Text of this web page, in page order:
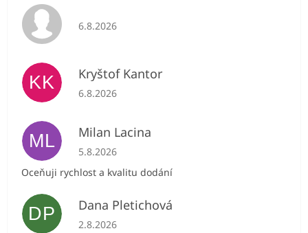
Hodnocení obchodu je 5 z 5 hvězdiček.
6.8.2026
KK Kryštof Kantor
Hodnocení obchodu je 5 z 5 hvězdiček.
6.8.2026
ML Milan Lacina
Hodnocení obchodu je 5 z 5 hvězdiček.
5.8.2026
Oceňuji rychlost a kvalitu dodání
DP Dana Pletichová
Hodnocení obchodu je 5 z 5 hvězdiček.
2.8.2026